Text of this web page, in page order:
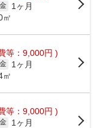
1ヶ月
㎡
等：9,000円 )
1ヶ月
㎡
等：9,000円 )
1ヶ月